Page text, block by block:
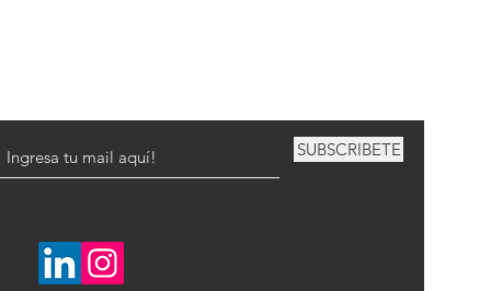
SUBSCRIBETE